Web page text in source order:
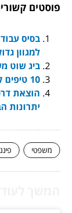
פוסטים
בסיס
למגוון
ביג שוט משתפים: 3
10 טיפים לעיצוב מסחרי בצורה יעילה
הוצאת
יתרונות
משפטי